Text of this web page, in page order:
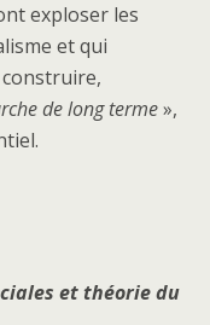
exploser les
et qui
de long terme»,
et théorie du